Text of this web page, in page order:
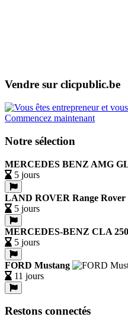
Vendre sur clicpublic.be
Commencez maintenant
Notre sélection
MERCEDES BENZ AMG
5 jours
LAND ROVER Range Rover
5 jours
MERCEDES-BENZ CLA
5 jours
FORD Mustang
11 jours
Restons connectés